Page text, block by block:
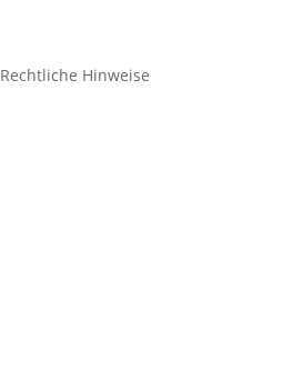
Rechtliche Hinweise